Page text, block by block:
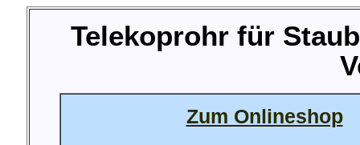
Telekoprohr für
Zum Onlineshop